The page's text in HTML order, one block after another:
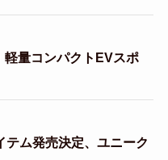
量コンパクトEVスポ
テム発売決定、ユニーク